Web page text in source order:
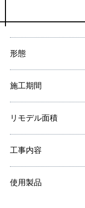
形態
施工期間
リモデル面積
工事内容
使用製品